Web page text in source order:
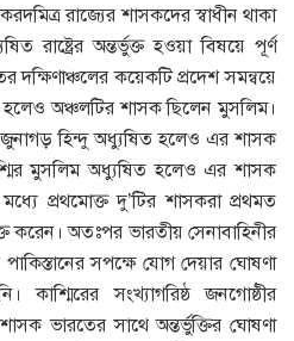
রাজ্যের শাসকদের স্বাধীন থাকা
রাষ্ট্রের অন্তর্ভুক্ত হওয়া বিষয়ে পূর্ণ
দক্ষিণাঞ্চলের কয়েকটি প্রদেশ সমন্বয়ে
হলেও অঞ্চলটির শাসক ছিলেন মুসলিম।
জুনাগড় হিন্দু অধ্যুষিত হলেও এর শাসক
মুসলিম অধ্যুষিত হলেও এর শাসক
প্রথমোক্ত দু’টির শাসকরা প্রথমত
করেন। অতঃপর ভারতীয় সেনাবাহিনীর
সপক্ষে যোগ দেয়ার ঘোষণা
সংখ্যাগরিষ্ঠ জনগোষ্ঠীর
ভারতের সাথে অন্তর্ভুক্তির ঘোষণা